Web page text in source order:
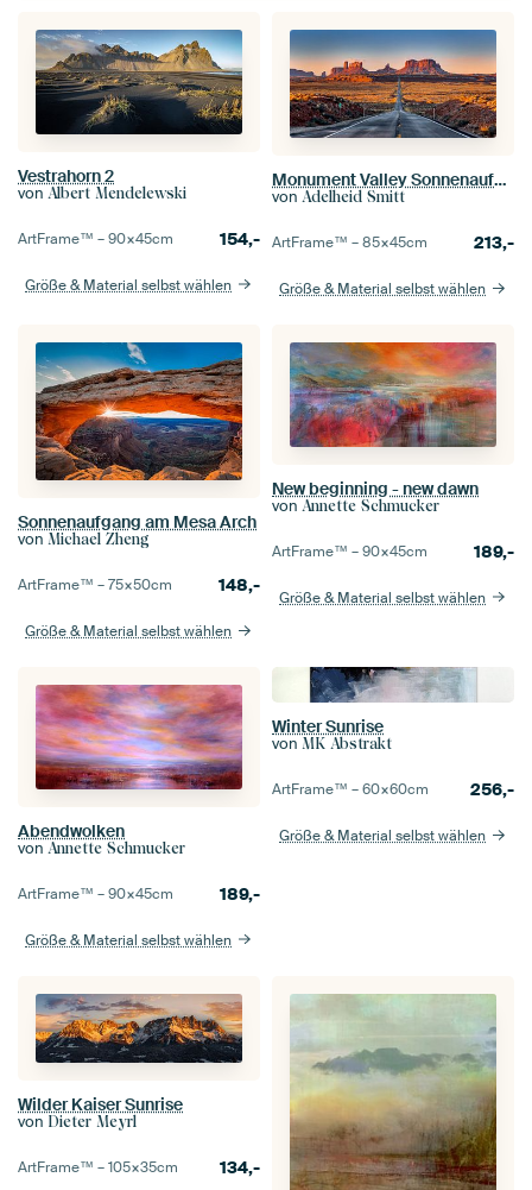
Vestrahorn 2
von Albert Mendelewski
ArtFrame™ –90×45cm 154,-
Größe & Material selbst wählen
Monument Valley Sonnenaufgang
von Adelheid Smitt
ArtFrame™ –85×45cm 213,-
Größe & Material selbst wählen
Sonnenaufgang am Mesa Arch
von Michael Zheng
ArtFrame™ –75×50cm 148,-
Größe & Material selbst wählen
New beginning - new dawn
von Annette Schmucker
ArtFrame™ –90×45cm 189,-
Größe & Material selbst wählen
Abendwolken
von Annette Schmucker
ArtFrame™ –90×45cm 189,-
Größe & Material selbst wählen
Winter Sunrise
von MK Abstrakt
ArtFrame™ –60×60cm 256,-
Größe & Material selbst wählen
Wilder Kaiser Sunrise
von Dieter Meyrl
ArtFrame™ –105×35cm 134,-